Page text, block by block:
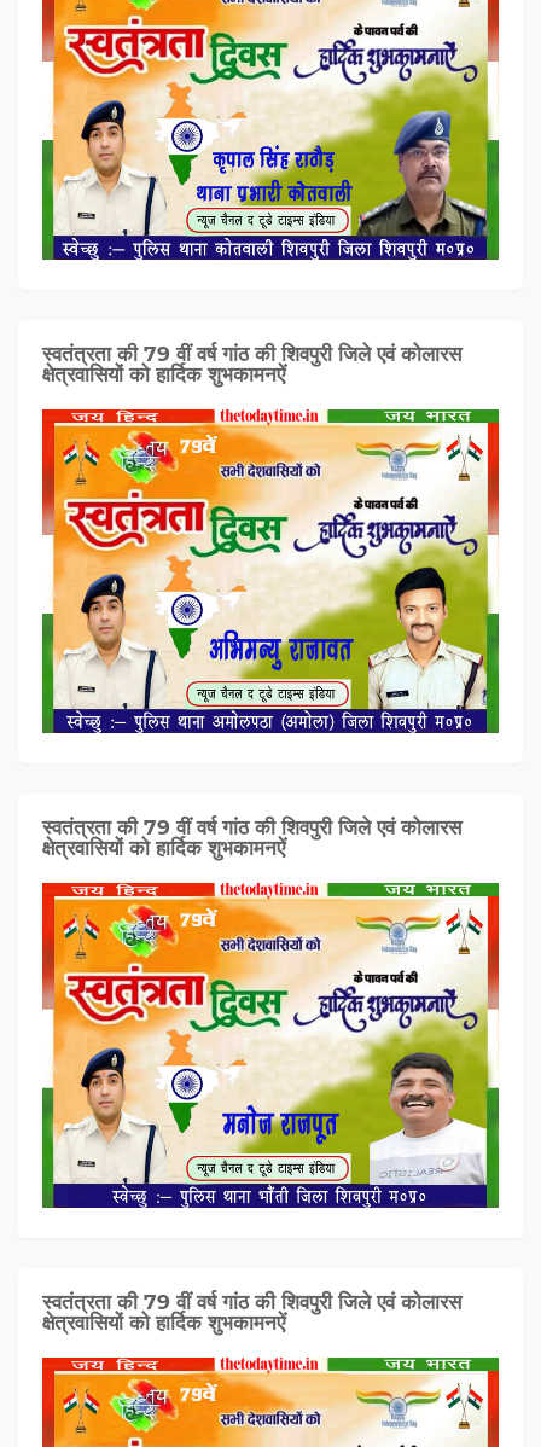
स्वतंत्रता की 79 वीं वर्ष गांठ की शिवपुरी जिले एवं कोलारस
क्षेत्रवासियों को हार्दिक शुभकामनऐं
स्वतंत्रता की 79 वीं वर्ष गांठ की शिवपुरी जिले एवं कोलारस
क्षेत्रवासियों को हार्दिक शुभकामनऐं
स्वतंत्रता की 79 वीं वर्ष गांठ की शिवपुरी जिले एवं कोलारस
क्षेत्रवासियों को हार्दिक शुभकामनऐं